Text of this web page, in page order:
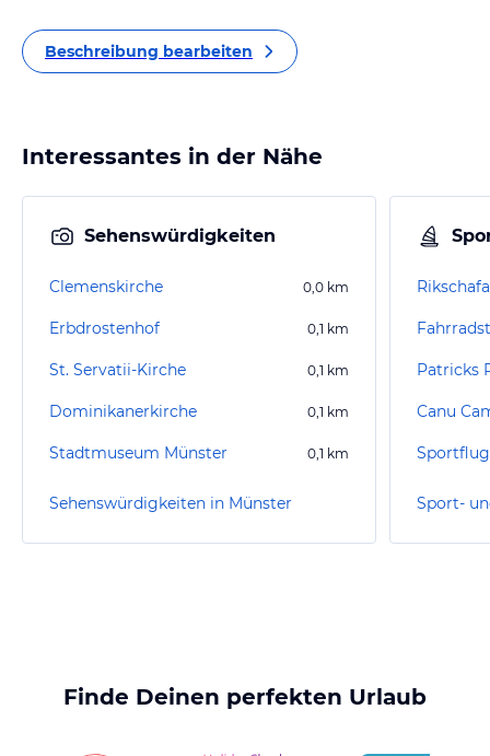
Beschreibung bearbeiten
Interessantes in der Nähe
Sehenswürdigkeiten
Clemenskirche 0,0 km
Erbdrostenhof 0,1 km
St. Servatii-Kirche 0,1 km
Dominikanerkirche 0,1 km
Stadtmuseum Münster 0,1 km
Sehenswürdigkeiten in Münster
Patricks
Canu
Finde Deinen perfekten Urlaub